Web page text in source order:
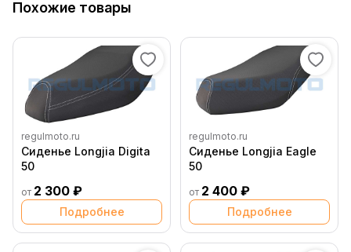
Похожие товары
regulmoto.ru
Сиденье Longjia Digita
50
от 2 300 ₽
Подробнее
regulmoto.ru
Сиденье Longjia Eagle
50
от 2 400 ₽
Подробнее